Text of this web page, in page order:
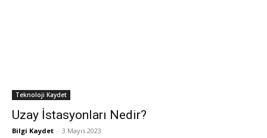
Teknoloji Kaydet
Uzay İstasyonları Nedir?
Bilgi Kaydet - 3 Mayıs 2023